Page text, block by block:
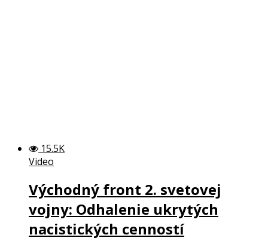
15.5K
Video
Východný front 2. svetovej
vojny: Odhalenie ukrytých
nacistických cenností